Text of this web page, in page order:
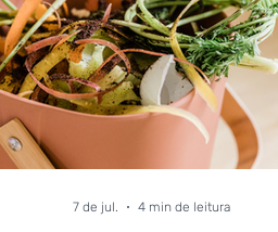
7 de jul. 4 min de leitura